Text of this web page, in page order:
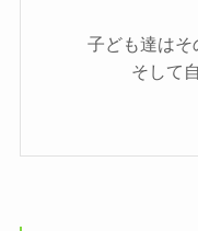
子ども達はそ
そして